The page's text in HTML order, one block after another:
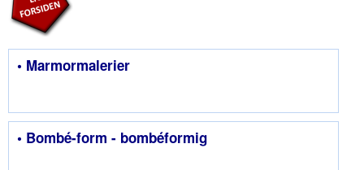
• Marmormalerier
• Bombé-form - bombéformig